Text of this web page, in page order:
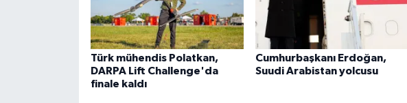
Türk mühendis Polatkan,
DARPA Lift Challenge'da
finale kaldı
Cumhurbaşkanı Erdoğan,
Suudi Arabistan yolcusu